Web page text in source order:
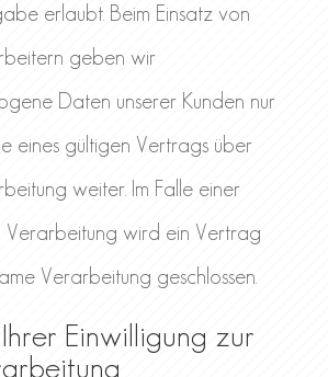
erlaubt. Beim Einsatz von
geben wir
Daten unserer Kunden nur
eines gültigen Vertrags über
weiter. Im Falle einer
Verarbeitung wird ein Vertrag
Verarbeitung geschlossen.
Einwilligung zur